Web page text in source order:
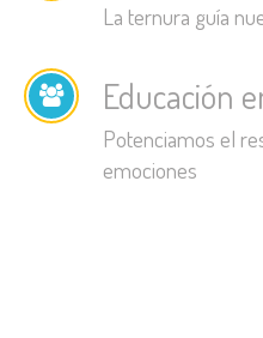
La ternura guía
Educación
Potenciamos el
emociones